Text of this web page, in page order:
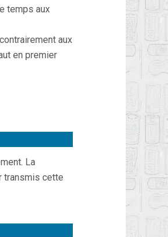
temps aux
aux
en premier
La
transmis cette